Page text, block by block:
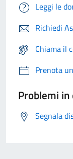
Leggi le
Richiedi
Chiama il
Prenota
Problemi
Segnala